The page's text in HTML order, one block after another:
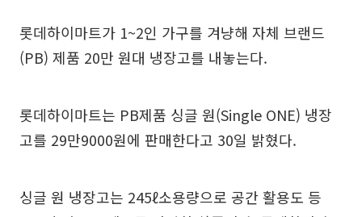
롯데하이마트가 1~2인 가구를 겨냥해 자체 브랜드
(PB) 제품 20만 원대 냉장고를 내놓는다.
롯데하이마트는 PB제품 싱글 원(Single ONE) 냉장
고를 29만9000원에 판매한다고 30일 밝혔다.
싱글 원 냉장고는 245ℓ소용량으로 공간 활용도 등